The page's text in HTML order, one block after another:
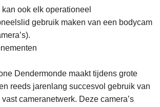
ook elk operationeel
gebruik maken van een bodycam
Dendermonde maakt tijdens grote
reeds jarenlang succesvol gebruik van
cameranetwerk. Deze camera’s